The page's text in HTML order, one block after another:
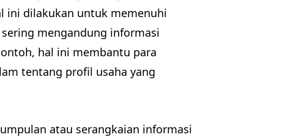
ini dilakukan untuk memenuhi
mengandung informasi
hal ini membantu para
tentang profil usaha yang
atau serangkaian informasi